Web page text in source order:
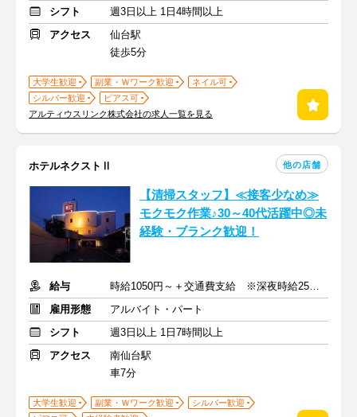
シフト
週3日以上 1日4時間以上
アクセス
仙台駅
徒歩5分
大学生歓迎 副業・Ｗワーク歓迎
ネイル可
シルバー歓迎
ピアス可
アルティウスリンク株式会社の求人一覧を見る
ホテルネクストⅡ 他の店舗
【清掃スタッフ】≪接客少なめ≫
モクモク作業♪30～40代活躍中◎未
経験・ブランク歓迎！
給与
時給1050円～＋交通費支給 ※深夜時給25％UP
雇用形態
アルバイト・パート
シフト
週3日以上 1日7時間以上
アクセス
南仙台駅
車7分
大学生歓迎 副業・Ｗワーク歓迎
シルバー歓迎